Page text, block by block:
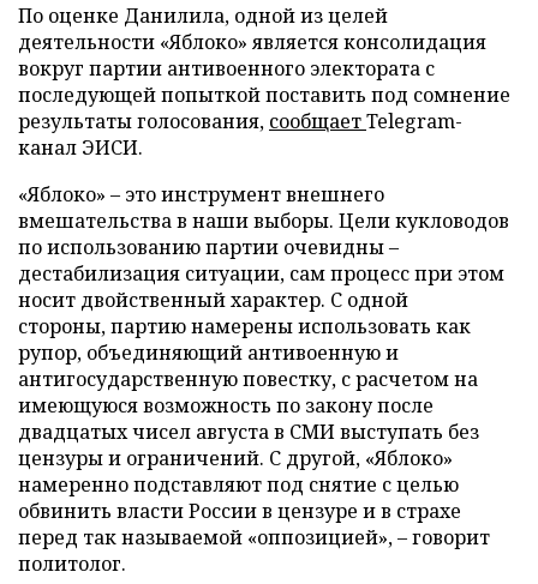
По оценке Данилила, одной из целей
деятельности «Яблоко» является консолидация
вокруг партии антивоенного электората с
последующей попыткой поставить под сомнение
результаты голосования, сообщаетTelegram-
канал ЭИСИ.
«Яблоко» – это инструмент внешнего
вмешательства в наши выборы. Цели кукловодов
по использованию партии очевидны –
дестабилизация ситуации, сам процесс при этом
носит двойственный характер. С одной
стороны, партию намерены использовать как
рупор, объединяющий антивоенную и
антигосударственную повестку, с расчетом на
имеющуюся возможность по закону после
двадцатых чисел августа в СМИ выступать без
цензуры и ограничений. С другой, «Яблоко»
намеренно подставляют под снятие с целью
обвинить власти России в цензуре и в страхе
перед так называемой «оппозицией», – говорит
политолог.